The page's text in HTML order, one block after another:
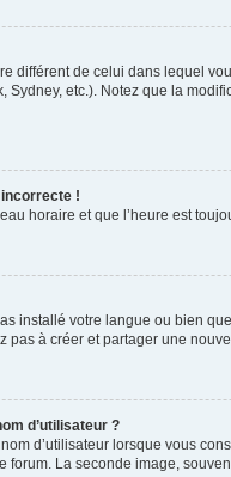
différent de celui dans lequel
etc.). Notez que la
incorrecte !
horaire et que l’heure est
installé votre langue ou bien
pas à créer et partager une
d’utilisateur ?
d’utilisateur lorsque vous
La seconde image,